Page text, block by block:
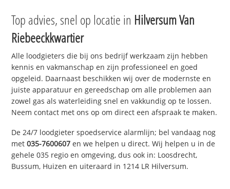
Top advies, snel op locatie in Hilversum Van
Riebeeckkwartier
Alle loodgieters die bij ons bedrijf werkzaam zijn hebben
kennis en vakmanschap en zijn professioneel en goed
opgeleid. Daarnaast beschikken wij over de modernste en
juiste apparatuur en gereedschap om alle problemen aan
zowel gas als waterleiding snel en vakkundig op te lossen.
Neem contact met ons op om direct een afspraak te maken.
De 24/7 loodgieter spoedservice alarmlijn; bel vandaag nog
met035-7600607 en we helpen u direct. Wij helpen u in de
gehele 035 regio en omgeving, dus ook in: Loosdrecht,
Bussum, Huizen en uiteraard in 1214 LR Hilversum.